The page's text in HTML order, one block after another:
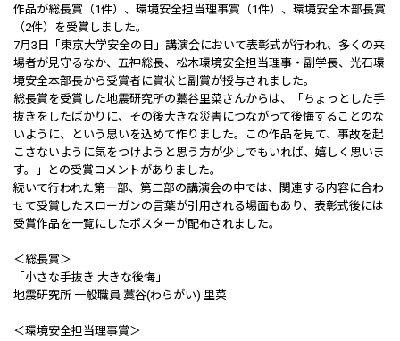
作品が総長賞（1件）、環境安全担当理事賞（1件）、環境安全本部長賞
（2件）を受賞しました。
7月3日「東京大学安全の日」講演会において表彰式が行われ、多くの来
場者が見守るなか、五神総長、松木環境安全担当理事・副学長、光石環
境安全本部長から受賞者に賞状と副賞が授与されました。
総長賞を受賞した地震研究所の藁谷里菜さんからは、「ちょっとした手
抜きをしたばかりに、その後大きな災害につながって後悔することのな
いように、という思いを込めて作りました。この作品を見て、事故を起
こさないように気をつけようと思う方が少しでもいれば、嬉しく思いま
す。」との受賞コメントがありました。
続いて行われた第一部、第二部の講演会の中では、関連する内容に合わ
せて受賞したスローガンの言葉が引用される場面もあり、表彰式後には
受賞作品を一覧にしたポスターが配布されました。
＜総長賞＞
「小さな手抜き 大きな後悔」
地震研究所 一般職員 藁谷(わらがい) 里菜
＜環境安全担当理事賞＞